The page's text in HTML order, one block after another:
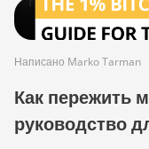
Написано Marko Tarman
Как пережить
руководство